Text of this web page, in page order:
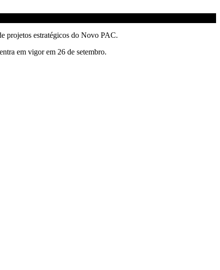
projetos estratégicos do Novo PAC.
em vigor em 26 de setembro.